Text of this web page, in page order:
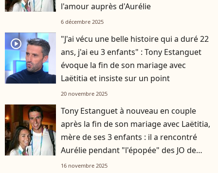
l'amour auprès d'Aurélie
6 décembre 2025
player2
"J'ai vécu une belle histoire qui a duré 22
ans, j'ai eu 3 enfants" : Tony Estanguet
évoque la fin de son mariage avec
Laëtitia et insiste sur un point
20 novembre 2025
Tony Estanguet à nouveau en couple
après la fin de son mariage avec Laëtitia,
mère de ses 3 enfants : il a rencontré
Aurélie pendant "l'épopée" des JO de
Paris
16 novembre 2025